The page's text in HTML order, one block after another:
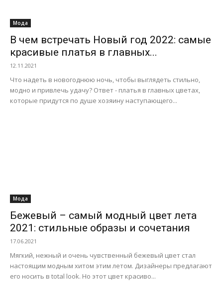
Мода
В чем встречать Новый год 2022: самые
красивые платья в главных...
12.11.2021
Что надеть в новогоднюю ночь, чтобы выглядеть стильно,
модно и привлечь удачу? Ответ - платья в главных цветах,
которые придутся по душе хозяину наступающего...
Мода
Бежевый – самый модный цвет лета
2021: стильные образы и сочетания
17.06.2021
Мягкий, нежный и очень чувственный бежевый цвет стал
настоящим модным хитом этим летом. Дизайнеры предлагают
его носить в total look. Но этот цвет красиво...